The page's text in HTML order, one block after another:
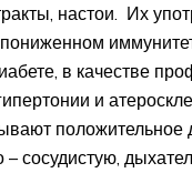
настои. Их
в качестве
и
положительное
– сосудистую,